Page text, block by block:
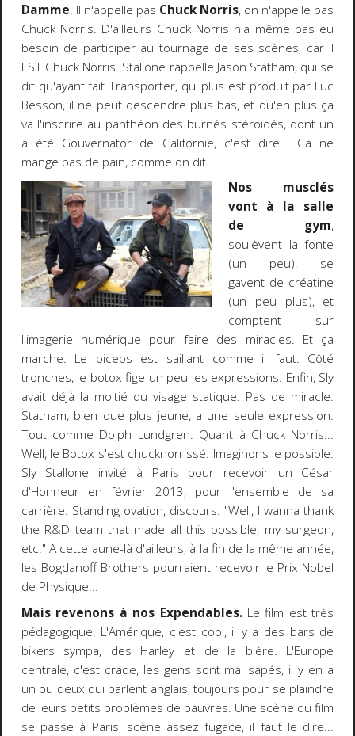
Damme. Il n'appelle pas Chuck Norris, on n'appelle pas
Chuck Norris. D'ailleurs Chuck Norris n'a même pas eu
besoin de participer au tournage de ses scènes, car il
EST Chuck Norris. Stallone rappelle Jason Statham, qui se
dit qu'ayant fait Transporter, qui plus est produit par Luc
Besson, il ne peut descendre plus bas, et qu'en plus ça
va l'inscrire au panthéon des burnés stéroïdés, dont un
a été Gouvernator de Californie, c'est dire... Ca ne
mange pas de pain, comme on dit.
Nos musclés
vont à la salle
de gym,
soulèvent la fonte
(un peu), se
gavent de créatine
(un peu plus), et
comptent sur
l'imagerie numérique pour faire des miracles. Et ça
marche. Le biceps est saillant comme il faut. Côté
tronches, le botox fige un peu les expressions. Enfin, Sly
avait déjà la moitié du visage statique. Pas de miracle.
Statham, bien que plus jeune, a une seule expression.
Tout comme Dolph Lundgren. Quant à Chuck Norris...
Well, le Botox s'est chucknorrissé. Imaginons le possible:
Sly Stallone invité à Paris pour recevoir un César
d'Honneur en février 2013, pour l'ensemble de sa
carrière. Standing ovation, discours: "Well, I wanna thank
the R&D team that made all this possible, my surgeon,
etc." A cette aune-là d'ailleurs, à la fin de la même année,
les Bogdanoff Brothers pourraient recevoir le Prix Nobel
de Physique...
Mais revenons à nos Expendables.Le film est très
pédagogique. L'Amérique, c'est cool, il y a des bars de
bikers sympa, des Harley et de la bière. L'Europe
centrale, c'est crade, les gens sont mal sapés, il y en a
un ou deux qui parlent anglais, toujours pour se plaindre
de leurs petits problèmes de pauvres. Une scène du film
se passe à Paris, scène assez fugace, il faut le dire...